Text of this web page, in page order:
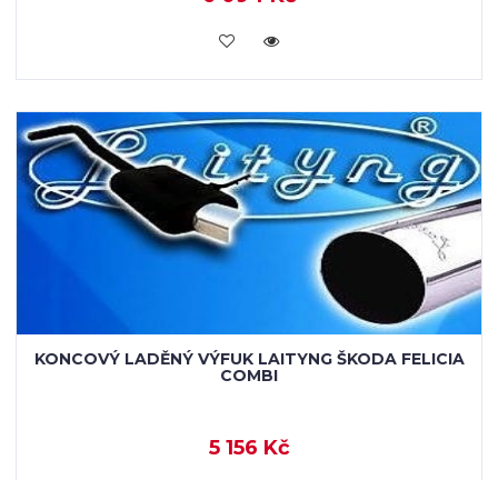
VLOŽIT DO KOŠÍKU
KONCOVÝ LADĚNÝ VÝFUK LAITYNG ŠKODA FELICIA
COMBI
5 156 Kč